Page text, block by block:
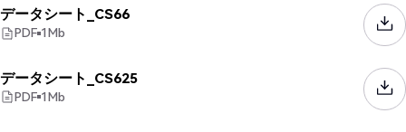
データシート_CS66
PDF 1Mb
データシート_CS625
PDF 1Mb